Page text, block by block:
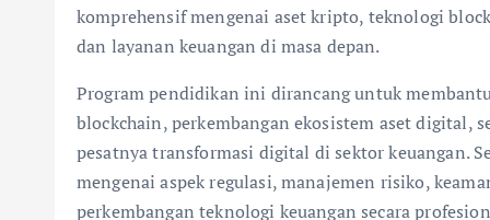
komprehensif mengenai aset kripto, teknologi
dan layanan keuangan di masa depan.
Program pendidikan ini dirancang untuk
blockchain, perkembangan ekosistem aset digital,
pesatnya transformasi digital di sektor keuangan.
mengenai aspek regulasi, manajemen risiko,
perkembangan teknologi keuangan secara